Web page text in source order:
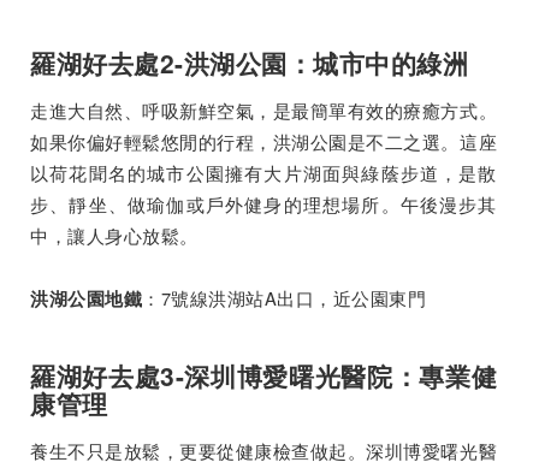
羅湖好去處2-洪湖公園：城市中的綠洲
走進大自然、呼吸新鮮空氣，是最簡單有效的療癒方式。
如果你偏好輕鬆悠閒的行程，洪湖公園是不二之選。這座
以荷花聞名的城市公園擁有大片湖面與綠蔭步道，是散
步、靜坐、做瑜伽或戶外健身的理想場所。午後漫步其
中，讓人身心放鬆。
洪湖公園地鐵 ：7號線洪湖站A出口，近公園東門
羅湖好去處3-深圳博愛曙光醫院：專業健
康管理
養生不只是放鬆，更要從健康檢查做起。深圳博愛曙光醫